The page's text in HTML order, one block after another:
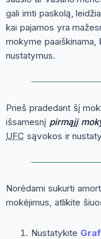
gali imti paskolą,
kai pajamos yra
mokyme
nustatymus.
Prieš pradedant šį
išsamesnį pirmąjį
UFC sąvokos ir
Norėdami sukurti
mokėjimus, atlikite
Nustatykite